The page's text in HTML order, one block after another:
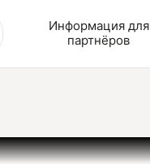
Информация для
партнёров